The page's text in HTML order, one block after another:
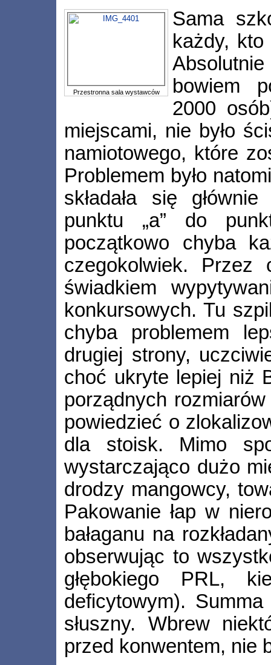
Przestronna sala wystawców
Sama
każdy,
bowiem
2000
miejscami, nie było
namiotowego, które
Problemem było
składała się
punktu „a” do
początkowo chyba
czegokolwiek. Przez
świadkiem
konkursowych. Tu
chyba problemem
drugiej strony,
choć ukryte lepiej niż
porządnych
powiedzieć o
dla stoisk. Mimo
wystarczająco dużo
drodzy mangowcy,
Pakowanie łap w
bałaganu na
obserwując to
głębokiego PRL,
deficytowym).
słuszny. Wbrew
przed konwentem, nie